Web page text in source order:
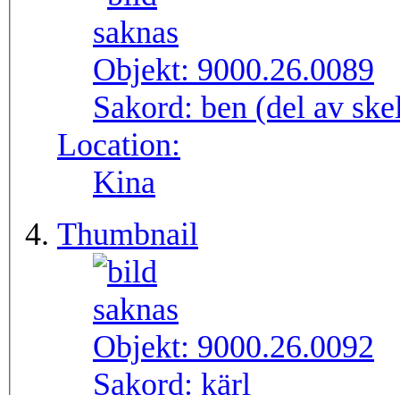
Objekt: 9000.26.0089
Sakord: ben (del av
Location:
Kina
Thumbnail
Objekt: 9000.26.0092
Sakord: kärl